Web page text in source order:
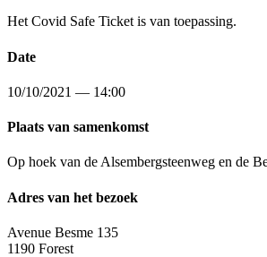
Het Covid Safe Ticket is van toepassing.
Date
10/10/2021 — 14:00
Plaats van samenkomst
Op hoek van de Alsembergsteenweg en de
Adres van het bezoek
Avenue Besme 135
1190 Forest